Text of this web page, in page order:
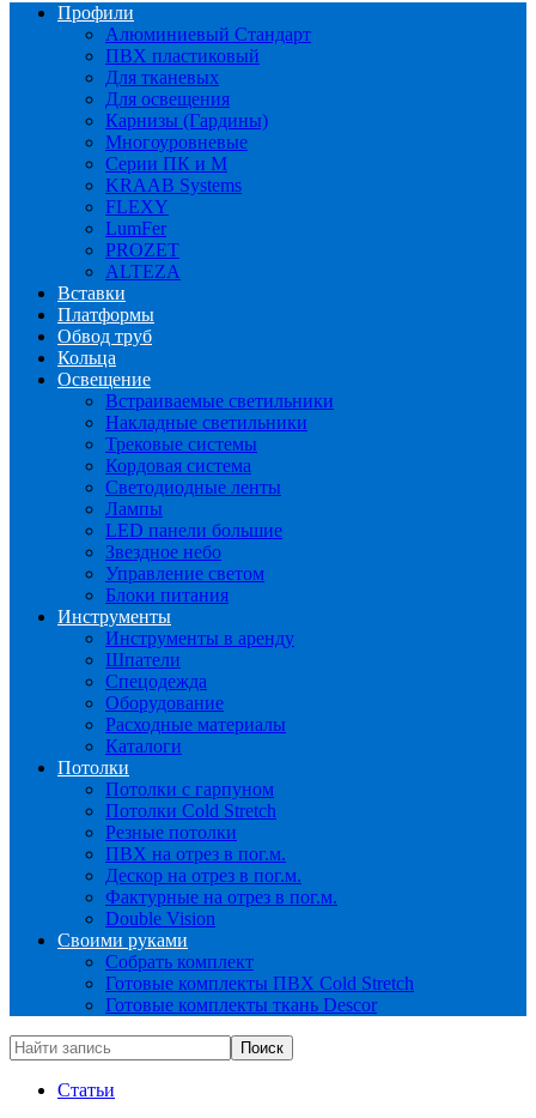
Профили
Алюминиевый Стандарт
ПВХ пластиковый
Для тканевых
Для освещения
Карнизы (Гардины)
Многоуровневые
Серии ПК и М
KRAAB Systems
FLEXY
LumFer
PROZET
ALTEZA
Вставки
Платформы
Обвод труб
Кольца
Освещение
Встраиваемые светильники
Накладные светильники
Трековые системы
Кордовая система
Светодиодные ленты
Лампы
LED панели большие
Звездное небо
Управление светом
Блоки питания
Инструменты
Инструменты в аренду
Шпатели
Спецодежда
Оборудование
Расходные материалы
Каталоги
Потолки
Потолки с гарпуном
Потолки Cold Stretch
Резные потолки
ПВХ на отрез в пог.м.
Дескор на отрез в пог.м.
Фактурные на отрез в пог.м.
Double Vision
Своими руками
Собрать комплект
Готовые комплекты ПВХ Cold Stretch
Готовые комплекты ткань Descor
Статьи